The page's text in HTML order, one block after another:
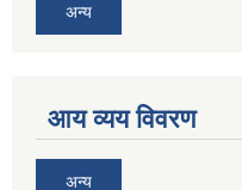
अन्य
आय व्यय विवरण
अन्य